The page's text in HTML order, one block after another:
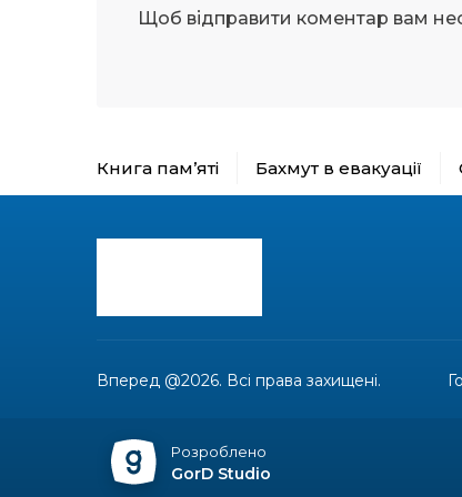
Щоб відправити коментар вам
Книга пам’яті Бахмут в евакуації
Вперед @2026. Всі права захищені.
Розроблено
GorD Studio